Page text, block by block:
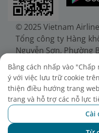
© 2025 Vietnam
Tổng công ty Hàng
Nguyễn Sơn, Phường
Điện thoại: (+84-
38722375
Giấy chứng nhận
doanh nghiệp
30/6/2010, đăng
24/7/2025, cấp bởi Sở
Bằng cách nhấp vào
ý với việc lưu trữ cookie
thiện điều hướng trang
trang và hỗ trợ các nỗ lực
Cài